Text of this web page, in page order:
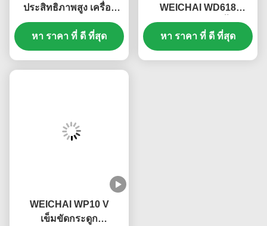
ประสิทธิภาพสูง เครื่อง
เปลี่ยนพลังงาน ประหยัด
พลังงาน เครื่องยนต์ดีเซล
อะไหล่ S00046485+01
หา ราคา ที่ ดี ที่สุด
WEICHAI WD618
61800010113 ติดตั้งง่าย
เสถียรภาพสูง
หา ราคา ที่ ดี ที่สุด
WEICHAI WP10 V
เข็มขัดกระดูก